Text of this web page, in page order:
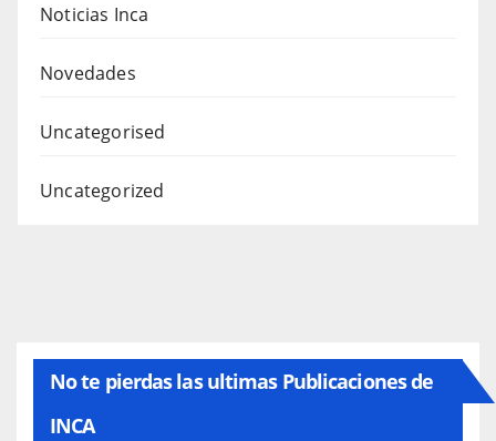
Noticias Inca
Novedades
Uncategorised
Uncategorized
No te pierdas las ultimas Publicaciones de
INCA